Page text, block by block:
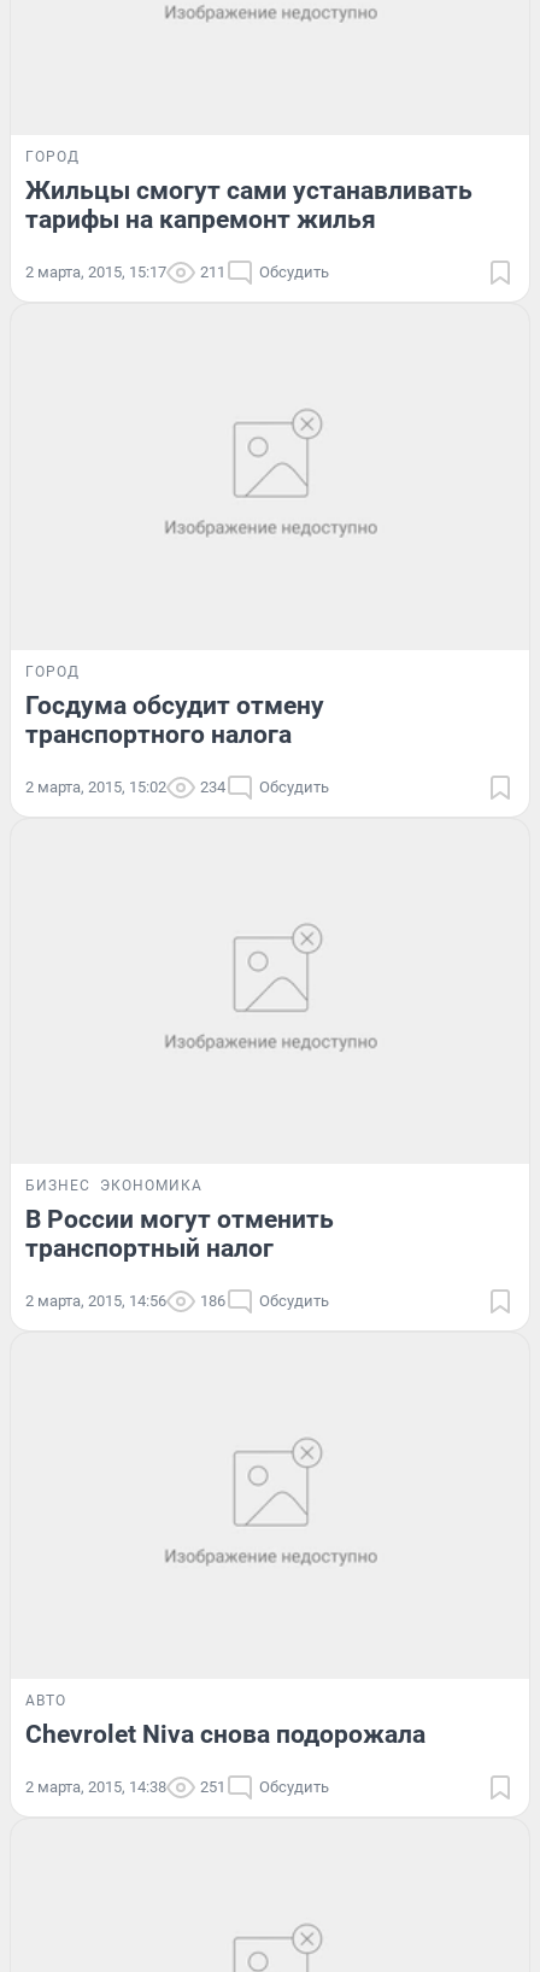
ГОРОД
Жильцы смогут сами устанавливать
тарифы на капремонт жилья
2 марта, 2015, 15:17 211 Обсудить
ГОРОД
Госдума обсудит отмену
транспортного налога
2 марта, 2015, 15:02 234 Обсудить
БИЗНЕС ЭКОНОМИКА
В России могут отменить
транспортный налог
2 марта, 2015, 14:56 186 Обсудить
АВТО
Chevrolet Niva снова подорожала
2 марта, 2015, 14:38 251 Обсудить